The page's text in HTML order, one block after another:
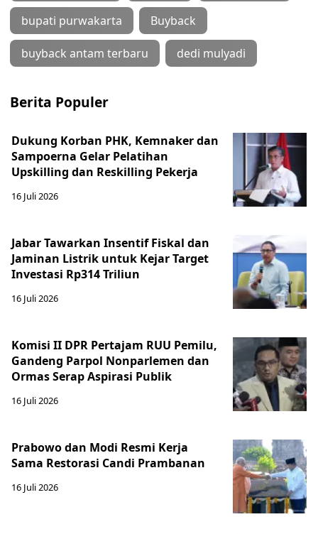
bupati purwakarta Buyback
buyback antam terbaru dedi mulyadi
Berita Populer
Dukung Korban PHK, Kemnaker dan
Sampoerna Gelar Pelatihan
Upskilling dan Reskilling Pekerja
16 Juli 2026
Jabar Tawarkan Insentif Fiskal dan
Jaminan Listrik untuk Kejar Target
Investasi Rp314 Triliun
16 Juli 2026
Komisi II DPR Pertajam RUU Pemilu,
Gandeng Parpol Nonparlemen dan
Ormas Serap Aspirasi Publik
16 Juli 2026
Prabowo dan Modi Resmi Kerja
Sama Restorasi Candi Prambanan
16 Juli 2026